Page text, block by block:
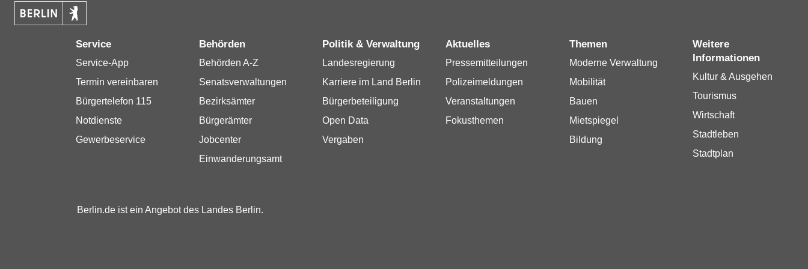
Service
Service-App
Termin vereinbaren
Bürgertelefon 115
Notdienste
Gewerbeservice
Behörden
Behörden A-Z
Senatsverwaltungen
Bezirksämter
Bürgerämter
Jobcenter
Einwanderungsamt
Politik & Verwaltung
Landesregierung
Karriere im Land Berlin
Bürgerbeteiligung
Open Data
Vergaben
Aktuelles
Pressemitteilungen
Polizeimeldungen
Veranstaltungen
Fokusthemen
Themen
Moderne Verwaltung
Mobilität
Bauen
Mietspiegel
Bildung
Weitere
Informationen
Kultur & Ausgehen
Tourismus
Wirtschaft
Stadtleben
Stadtplan
Berlin.de ist ein Angebot des Landes Berlin.